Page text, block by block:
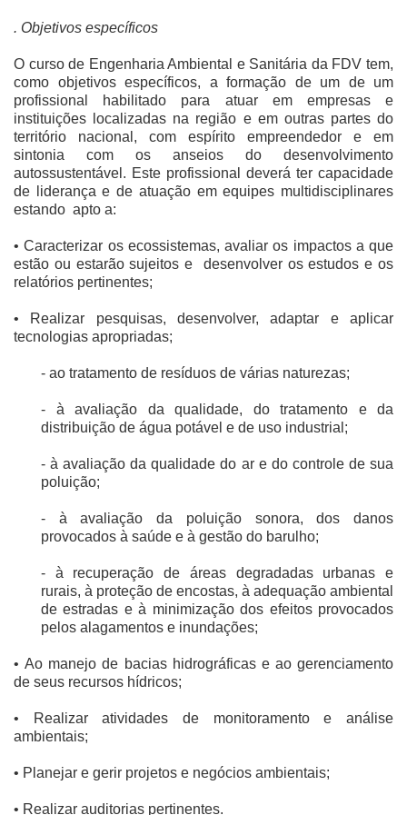
. Objetivos específicos
O curso de Engenharia Ambiental e Sanitária da FDV tem,
como objetivos específicos, a formação de um de um
profissional habilitado para atuar em empresas e
instituições localizadas na região e em outras partes do
território nacional, com espírito empreendedor e em
sintonia com os anseios do desenvolvimento
autossustentável. Este profissional deverá ter capacidade
de liderança e de atuação em equipes multidisciplinares
estando apto a:
• Caracterizar os ecossistemas, avaliar os impactos a que
estão ou estarão sujeitos e desenvolver os estudos e os
relatórios pertinentes;
• Realizar pesquisas, desenvolver, adaptar e aplicar
tecnologias apropriadas;
- ao tratamento de resíduos de várias naturezas;
- à avaliação da qualidade, do tratamento e da
distribuição de água potável e de uso industrial;
- à avaliação da qualidade do ar e do controle de sua
poluição;
- à avaliação da poluição sonora, dos danos
provocados à saúde e à gestão do barulho;
- à recuperação de áreas degradadas urbanas e
rurais, à proteção de encostas, à adequação ambiental
de estradas e à minimização dos efeitos provocados
pelos alagamentos e inundações;
• Ao manejo de bacias hidrográficas e ao gerenciamento
de seus recursos hídricos;
• Realizar atividades de monitoramento e análise
ambientais;
• Planejar e gerir projetos e negócios ambientais;
• Realizar auditorias pertinentes.